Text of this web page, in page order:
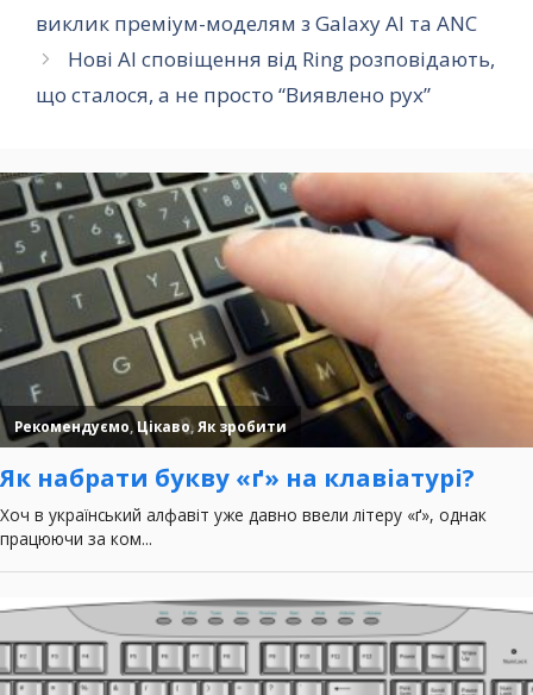
виклик преміум-моделям з Galaxy AI та ANC
Нові AI сповіщення від Ring розповідають,
що сталося, а не просто “Виявлено рух”